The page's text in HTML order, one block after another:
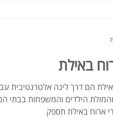
באילת
הם דרך לינה אלטרנטיבית
הילדים והמשפחות בבתי
ארוח באילת תספק